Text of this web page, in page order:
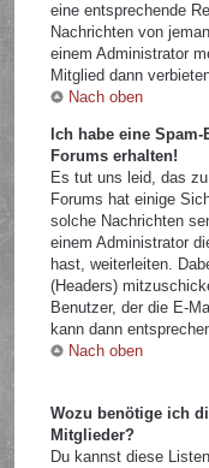
eine entsprechende
Nachrichten von
einem Administrator
Mitglied dann
Nach oben
Ich habe eine
Forums erhalten!
Es tut uns leid, das
Forums hat einige
solche Nachrichten
einem Administrator
hast, weiterleiten.
(Headers)
Benutzer, der die E-
kann dann
Nach oben
Wozu benötige ich
Mitglieder?
Du kannst diese